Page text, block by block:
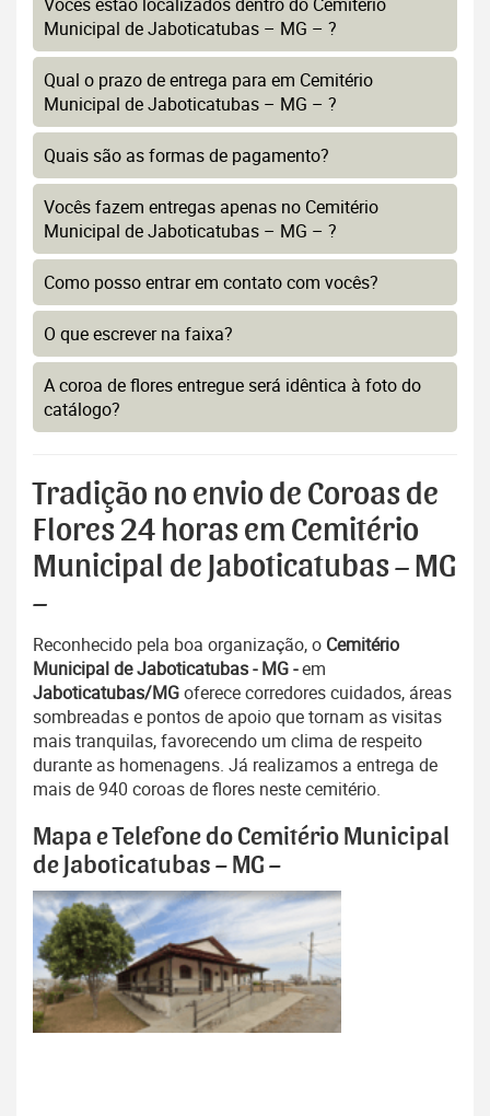
Municipal de Jaboticatubas – MG – ?
Qual o prazo de entrega para em Cemitério
Municipal de Jaboticatubas – MG – ?
Quais são as formas de pagamento?
Vocês fazem entregas apenas no Cemitério
Municipal de Jaboticatubas – MG – ?
Como posso entrar em contato com vocês?
O que escrever na faixa?
A coroa de flores entregue será idêntica à foto do
catálogo?
Tradição no envio de Coroas de
Flores 24 horas em Cemitério
Municipal de Jaboticatubas – MG
–
Reconhecido pela boa organização, o Cemitério
Municipal de Jaboticatubas - MG -em
Jaboticatubas/MGoferece corredores cuidados, áreas
sombreadas e pontos de apoio que tornam as visitas
mais tranquilas, favorecendo um clima de respeito
durante as homenagens. Já realizamos a entrega de
mais de 940 coroas de flores neste cemitério.
Mapa e Telefone do Cemitério Municipal
de Jaboticatubas – MG –